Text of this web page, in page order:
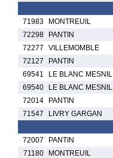
71983 MONTREUIL
72298
PANTIN
72277
VILLEMOMBLE
72127
PANTIN
69541
LE BLANC MESNIL
69540
LE BLANC MESNIL
72014
PANTIN
71547
LIVRY GARGAN
72007 PANTIN
71180
MONTREUIL